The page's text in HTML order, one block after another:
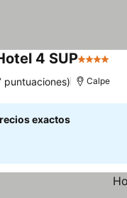
4 SUP4 Estrellas
puntuaciones) Calpe
exactos